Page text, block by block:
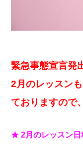
緊急事態宣言発
2月のレッスンも
ておりますので
★ 2月のレッスン